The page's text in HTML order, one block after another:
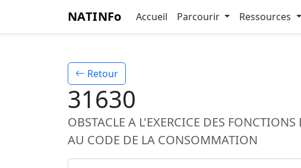
NATINFo Accueil Parcourir Ressources
Retour
31630
OBSTACLE A L'EXERCICE DES
AU CODE DE LA CONSOMMATION